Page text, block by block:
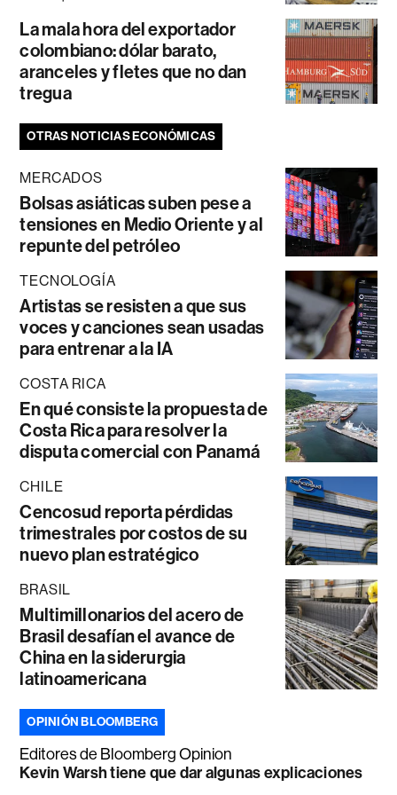
La mala hora del exportador
colombiano: dólar barato,
aranceles y fletes que no dan
tregua
OTRAS NOTICIAS ECONÓMICAS
MERCADOS
Bolsas asiáticas suben pese a
tensiones en Medio Oriente y al
repunte del petróleo
TECNOLOGÍA
Artistas se resisten a que sus
voces y canciones sean usadas
para entrenar a la IA
COSTA RICA
En qué consiste la propuesta de
Costa Rica para resolver la
disputa comercial con Panamá
CHILE
Cencosud reporta pérdidas
trimestrales por costos de su
nuevo plan estratégico
BRASIL
Multimillonarios del acero de
Brasil desafían el avance de
China en la siderurgia
latinoamericana
OPINIÓN BLOOMBERG
Editores de Bloomberg Opinion
Kevin Warsh tiene que dar algunas explicaciones